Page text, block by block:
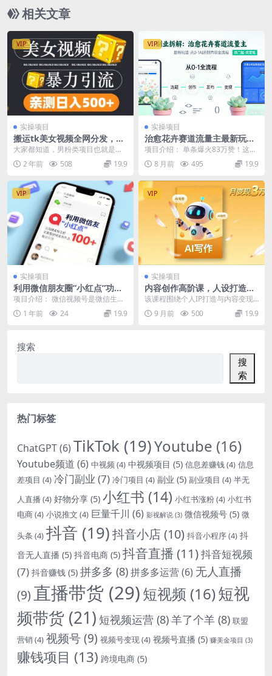
相关文章
VIP
实操项目
搬运tk美女视频全网分发，日
引s粉300+，轻松变现，不限
流量不封号
大家都知道，男粉类项目也就是我
们所说的涩粉项目十多年来经久不
衰是变现非常暴力的一...
2 年前 508 19.9
VIP
实操项目
治愈花卉赛道流量主最新玩
法，从0-1AI原创内容全流程
项目介绍： 单条爆火83万赞！这个
用AI“种花”的副业，小白也能日更十
条 最近刷...
8 月前 495 19.9
VIP
实操项目
利用微信朋友圈”小红点”功
能，引流精准创业粉，无需剪
辑视频发布作品，单日引流10
0+
项目介绍： 微信视频号是微信生态
内最优质的引流渠道之一，尤其适
用于吸引创业粉。它...
1 年前 24 19.9
VIP
实操项目
内容创作高阶课，人设打造，
表达挖掘，AI写作，流量密
该课程围绕个人IP打造与内容变现
展开，从挖掘高阶表达欲源头出
发，引导学员做真实的...
9 月前 500 19.9
搜索
搜
索
热门标签
ChatGPT(6) TikTok (19)Youtube (16)
Youtube频道 (6) 中视频(4) 中视频项目 (5) 信息差赚钱(4) 信息
差项目 (4) 冷门副业 (7) 冷门项目 (4) 副业 (5) 副业项目 (4) 半无
人直播 (4) 好物分享 (5) 小红书 (14) 小红书涨粉(4) 小红书
电商(4) 小说推文 (4) 巨量千川 (6) 影视解说 (3) 微信视频号 (5) 微
头条 (4) 抖音 (19)抖音小店(10) 抖音小程序(4) 抖
音无人直播 (5) 抖音电商 (5) 抖音直播 (11)抖音短视频
(7) 抖音赚钱 (5) 拼多多 (8)拼多多运营(6) 无人直播
(9) 直播带货 (29)短视频 (16)短视
频带货 (21) 短视频运营 (8)羊了个羊 (8) 联盟
营销 (4) 视频号(9) 视频号变现(4) 视频号直播 (5) 赚美金项目 (3)
赚钱项目 (13) 跨境电商 (5)